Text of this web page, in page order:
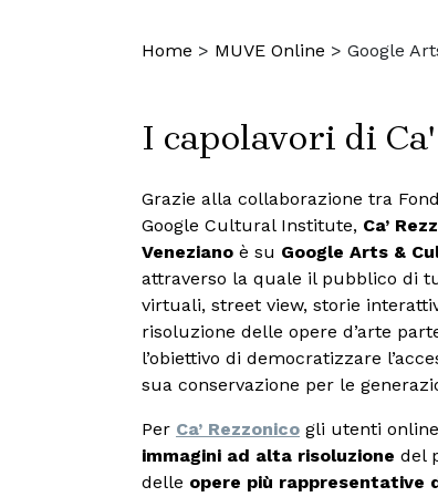
Home > MUVE Online > Google
I capolavori di
Grazie alla collaborazione tra
Google Cultural Institute, Ca’
Veneziano è su Google Arts &
attraverso la quale il pubblico di
virtuali, street view, storie
risoluzione delle opere d’arte
l’obiettivo di democratizzare
sua conservazione per le
Per Ca’ Rezzonico gli utenti
immagini ad alta risoluzione del
delle opere più rappresentative